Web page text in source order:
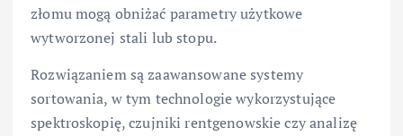
złomu mogą obniżać parametry użytkowe
wytworzonej stali lub stopu.
Rozwiązaniem są zaawansowane systemy
sortowania, w tym technologie wykorzystujące
spektroskopię, czujniki rentgenowskie czy analizę